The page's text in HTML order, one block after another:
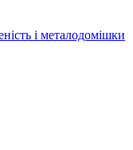
і металодомішки